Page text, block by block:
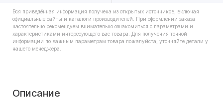
Вся приведённая информация получена из открытых источников, включая
официальные сайты и каталоги производителей. При оформлении заказа
настоятельно рекомендуем внимательно ознакомиться с параметрами и
характеристиками интересующего вас товара. Для получения точной
информации по важным параметрам товара пожалуйста, уточняйте детали у
нашего менеджера.
Описание